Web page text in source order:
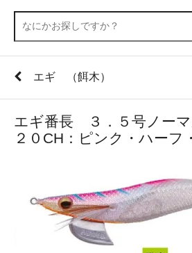
エギ （餌木）
エギ番長 ３．５号ノー
２０CH：ピンク・ハーフ